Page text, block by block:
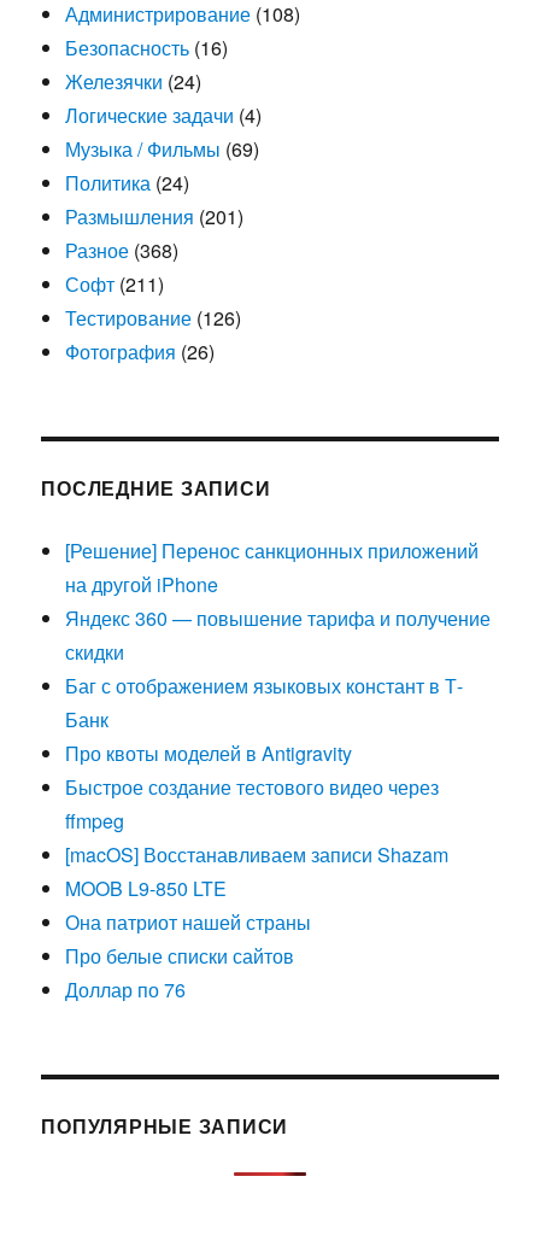
Администрирование (108)
Безопасность (16)
Железячки (24)
Логические задачи (4)
Музыка / Фильмы (69)
Политика (24)
Размышления (201)
Разное (368)
Софт (211)
Тестирование (126)
Фотография (26)
ПОСЛЕДНИЕ ЗАПИСИ
[Решение] Перенос санкционных приложений
на другой iPhone
Яндекс 360 — повышение тарифа и получение
скидки
Баг с отображением языковых констант в Т-
Банк
Про квоты моделей в Antigravity
Быстрое создание тестового видео через
ffmpeg
[macOS] Восстанавливаем записи Shazam
MOOB L9-850 LTE
Она патриот нашей страны
Про белые списки сайтов
Доллар по 76
ПОПУЛЯРНЫЕ ЗАПИСИ